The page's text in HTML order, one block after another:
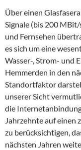
Über einen
Signale (bis 200
und Fernsehen
es sich um eine
Wasser-, Strom- und
Hemmerden in den
Standortfaktor
unserer Sicht
die
Jahrzehnte auf einen
zu berücksichtigen,
nächsten Jahren